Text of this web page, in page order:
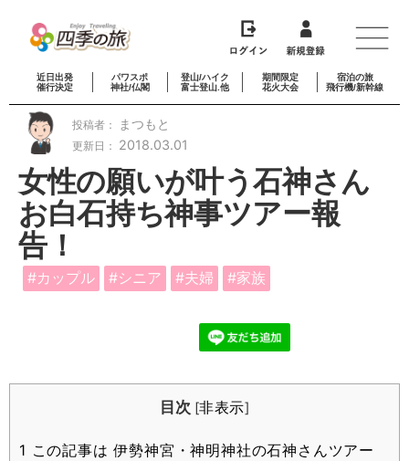
近日出発
催行決定
パワスポ
神社/仏閣
登山/ハイク
富士登山.他
期間限定
花火大会
宿泊の旅
飛行機/新幹線
投稿者： まつもと
更新日： 2018.03.01
女性の願いが叶う石神さん
お白石持ち神事ツアー報
告！
カップル シニア 夫婦 家族
目次 [非表示]
1 この記事は 伊勢神宮・神明神社の石神さんツアー